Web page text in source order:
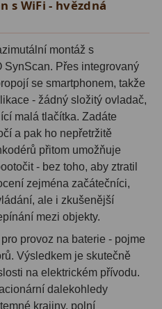
s WiFi - hvězdná
montáž s
SynScan. Přes integrovaný
se smartphonem, takže
- žádný složitý ovladač,
malá tlačítka. Zadáte
a pak ho nepřetržitě
přitom umožňuje
- bez toho, aby ztratil
zejména začátečníci,
ale i zkušenější
mezi objekty.
provoz na baterie - pojme
Výsledkem je skutečně
na elektrickém přívodu.
dalekohledy
krajiny, polní